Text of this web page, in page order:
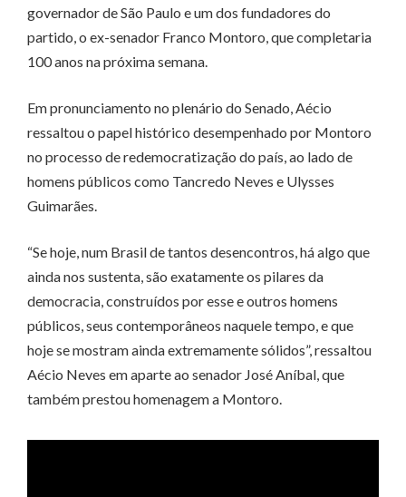
governador de São Paulo e um dos fundadores do
partido, o ex-senador Franco Montoro, que completaria
100 anos na próxima semana.
Em pronunciamento no plenário do Senado, Aécio
ressaltou o papel histórico desempenhado por Montoro
no processo de redemocratização do país, ao lado de
homens públicos como Tancredo Neves e Ulysses
Guimarães.
“Se hoje, num Brasil de tantos desencontros, há algo que
ainda nos sustenta, são exatamente os pilares da
democracia, construídos por esse e outros homens
públicos, seus contemporâneos naquele tempo, e que
hoje se mostram ainda extremamente sólidos”, ressaltou
Aécio Neves em aparte ao senador José Aníbal, que
também prestou homenagem a Montoro.